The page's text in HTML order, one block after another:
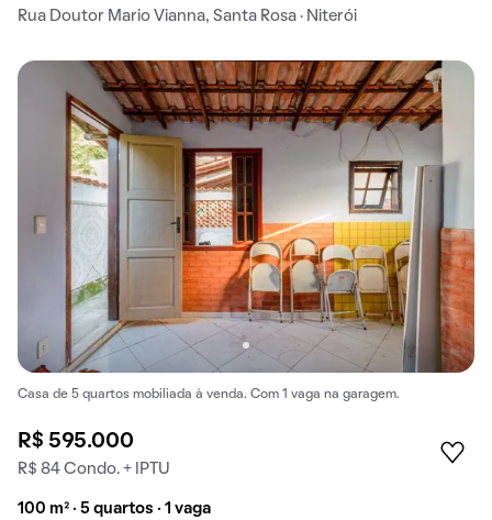
Rua Doutor Mario Vianna, Santa Rosa · Niterói
Casa de 5 quartos mobiliada à venda. Com 1 vaga na garagem.
R$ 595.000
R$ 84 Condo. + IPTU
100 m² · 5 quartos · 1 vaga